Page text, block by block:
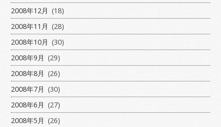
2008年12月 (18)
2008年11月 (28)
2008年10月 (30)
2008年9月 (29)
2008年8月 (26)
2008年7月 (30)
2008年6月 (27)
2008年5月 (26)